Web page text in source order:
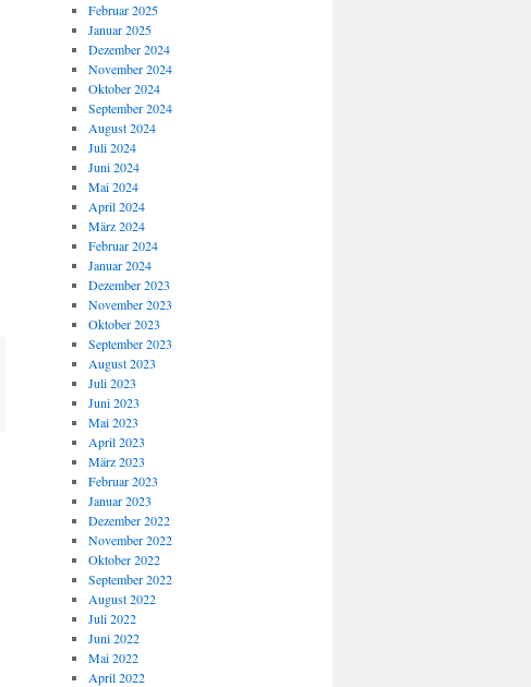
Februar 2025
Januar 2025
Dezember 2024
November 2024
Oktober 2024
September 2024
August 2024
Juli 2024
Juni 2024
Mai 2024
April 2024
März 2024
Februar 2024
Januar 2024
Dezember 2023
November 2023
Oktober 2023
September 2023
August 2023
Juli 2023
Juni 2023
Mai 2023
April 2023
März 2023
Februar 2023
Januar 2023
Dezember 2022
November 2022
Oktober 2022
September 2022
August 2022
Juli 2022
Juni 2022
Mai 2022
April 2022